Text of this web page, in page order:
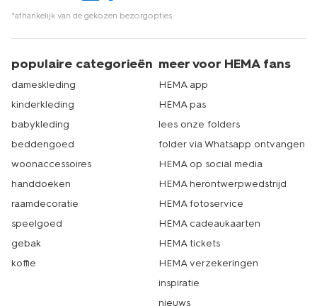
*afhankelijk van de gekozen bezorgopties
populaire categorieën
dameskleding
kinderkleding
babykleding
beddengoed
woonaccessoires
handdoeken
raamdecoratie
speelgoed
gebak
koffie
meer voor HEMA fans
HEMA app
HEMA pas
lees onze folders
folder via Whatsapp ontvangen
HEMA op social media
HEMA herontwerpwedstrijd
HEMA fotoservice
HEMA cadeaukaarten
HEMA tickets
HEMA verzekeringen
inspiratie
nieuws